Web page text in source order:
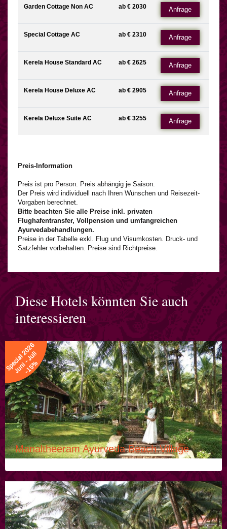
Garden Cottage Non AC ab € 2030 Anfrage
Special Cottage AC ab € 2310 Anfrage
Kerela House Standard AC ab € 2625 Anfrage
Kerela House Deluxe AC ab € 2905 Anfrage
Kerela Deluxe Suite AC ab € 3255 Anfrage
Preis-Information
Preis ist pro Person. Preis abhängig je Saison.
Der Preis wird individuell nach Ihren Wünschen und Reisezeit-
Vorgaben berechnet.
Bitte beachten Sie alle Preise inkl. privaten
Flughafentransfer, Vollpension und umfangreichen
Ayurvedabehandlungen.
Preise in der Tabelle exkl. Flug und Visumkosten. Druck- und
Satzfehler vorbehalten. Preise sind Richtpreise.
Diese Hotels könnten Sie auch
interessieren
Manaltheeram Ayurveda Beach Village